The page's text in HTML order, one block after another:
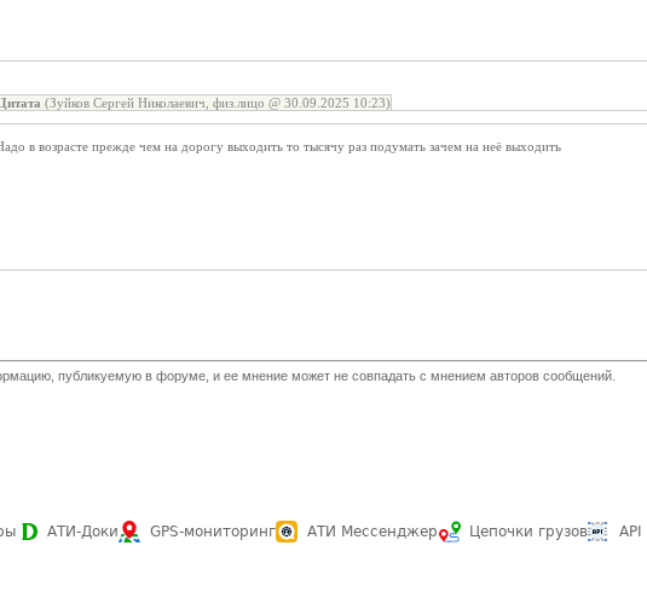
(Зуйков Сергей Николаевич, физ.лицо @ 30.09.2025 10:23)
в возрасте прежде чем на дорогу выходить то тысячу раз подумать зачем на неё выходить
публикуемую в форуме, и ее мнение может не совпадать с мнением авторов сообщений.
АТИ-Доки GPS-мониторинг АТИ Мессенджер Цепочки грузов API